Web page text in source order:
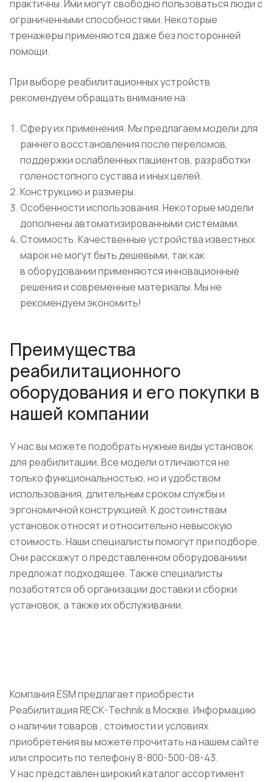
практичны. Ими могут свободно пользоваться люди с
ограниченными способностями. Некоторые
тренажеры применяются даже без посторонней
помощи.
При выборе реабилитационных устройств
рекомендуем обращать внимание на:
Сферу их применения. Мы предлагаем модели для
раннего восстановления после переломов,
поддержки ослабленных пациентов, разработки
голеностопного сустава и иных целей.
Конструкцию и размеры.
Особенности использования. Некоторые модели
дополнены автоматизированными системами.
Стоимость. Качественные устройства известных
марок не могут быть дешевыми, так как
в оборудовании применяются инновационные
решения и современные материалы. Мы не
рекомендуем экономить!
Преимущества
реабилитационного
оборудования и его покупки в
нашей компании
У нас вы можете подобрать нужные виды установок
для реабилитации. Все модели отличаются не
только функциональностью, но и удобством
использования, длительным сроком службы и
эргономичной конструкцией. К достоинствам
установок относят и относительно невысокую
стоимость. Наши специалисты помогут при подборе.
Они расскажут о представленном оборудованиии
предложат подходящее. Также специалисты
позаботятся об организации доставки и сборки
установок, а также их обслуживании.
Компания ESM предлагает приобрести
Реабилитация RECK-Technik в Москве. Информацию
о наличии товаров , стоимости и условиях
приобретения вы можете прочитать на нашем сайте
или спросить по телефону 8-800-500-08-43.
У нас представлен широкий каталог ассортимент